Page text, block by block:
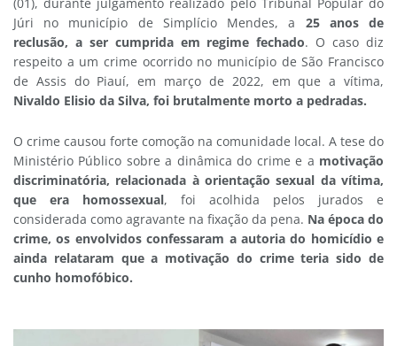
Júri no município de Simplício Mendes, a 25 anos de
reclusão, a ser cumprida em regime fechado. O caso diz
respeito a um crime ocorrido no município de São Francisco
de Assis do Piauí, em março de 2022, em que a vítima,
Nivaldo Elisio da Silva, foi brutalmente morto a pedradas.
O crime causou forte comoção na comunidade local. A tese do
Ministério Público sobre a dinâmica do crime e a motivação
discriminatória, relacionada à orientação sexual da vítima,
que era homossexual, foi acolhida pelos jurados e
considerada como agravante na fixação da pena. Na época do
crime, os envolvidos confessaram a autoria do homicídio e
ainda relataram que a motivação do crime teria sido de
cunho homofóbico.